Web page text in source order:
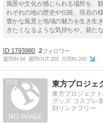
風景や文化が感じられる場所を、
れぞれの地の歴史や伝統、現在の
豊かな風景と地域の魅力を生き生
きたくなるような気持ちや、新た
1793980 2
週間IN:64 週間OUT:200 月間IN:240
22 東方プロジェ
東方プロジェク
グッズ コスプレ
則リンクフリー